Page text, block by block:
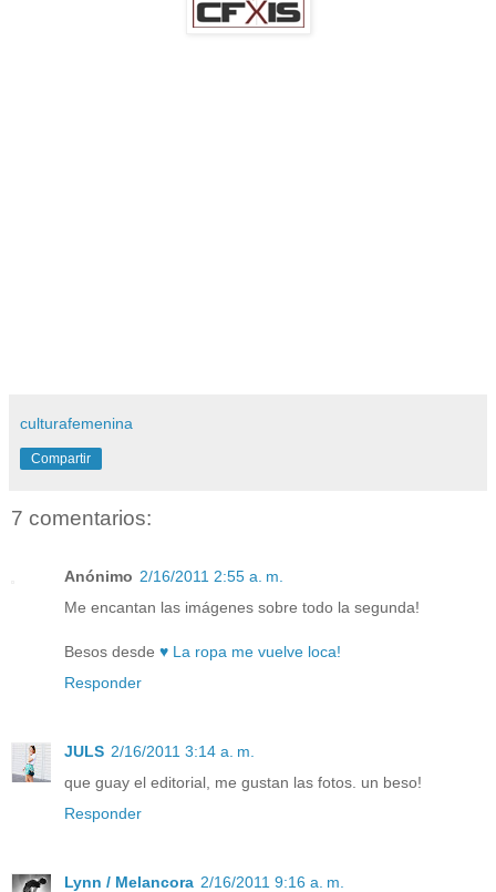
culturafemenina
Compartir
7 comentarios:
Anónimo 2/16/2011 2:55 a. m.
Me encantan las imágenes sobre todo la segunda!
Besos desde ♥ La ropa me vuelve loca!
Responder
JULS 2/16/2011 3:14 a. m.
que guay el editorial, me gustan las fotos. un beso!
Responder
Lynn / Melancora 2/16/2011 9:16 a. m.